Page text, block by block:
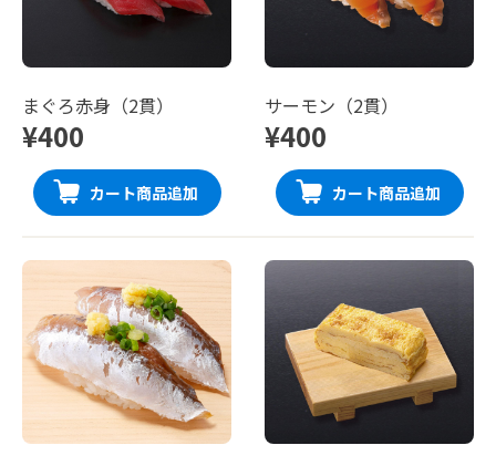
まぐろ赤身（2貫）
¥400
カート商品追加
サーモン（2貫）
¥400
カート商品追加